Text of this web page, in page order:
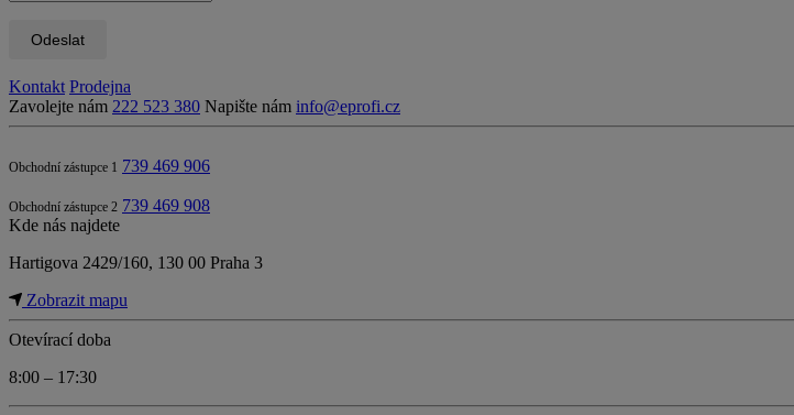
Odeslat
Kontakt Prodejna
Zavolejte nám 222 523 380 Napište nám info@eprofi.cz
Obchodní zástupce 1 739 469 906
Obchodní zástupce 2 739 469 908
Kde nás najdete
Hartigova 2429/160, 130 00 Praha 3
Zobrazit mapu
Otevírací doba
8:00 – 17:30